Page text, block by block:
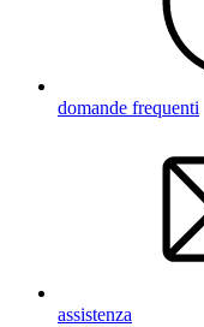
domande frequenti
assistenza